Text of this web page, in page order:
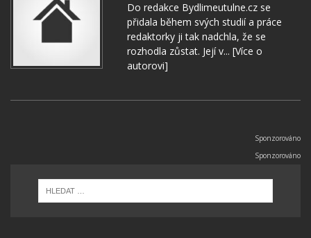
Do redakce Bydlimeutulne.cz se
přidala během svých studií a práce
redaktorky ji tak nadchla, že se
rozhodla zůstat. Její v... [Více o
autorovi]